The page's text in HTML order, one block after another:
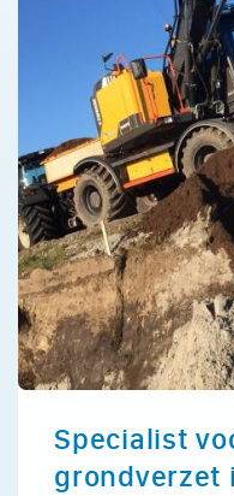
Specialist
grondverzet